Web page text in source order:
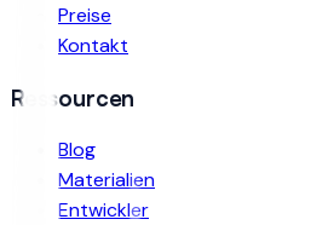
Preise
Kontakt
Ressourcen
Blog
Materialien
Entwickler